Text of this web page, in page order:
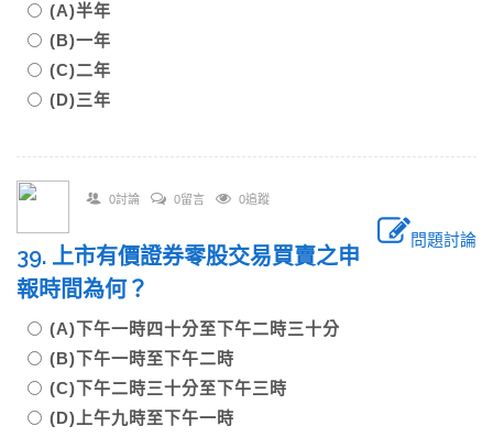
(A)半年
(B)一年
(C)二年
(D)三年
0討論 0留言 0追蹤
問題討論
39. 上市有價證券零股交易買賣之申
報時間為何？
(A)下午一時四十分至下午二時三十分
(B)下午一時至下午二時
(C)下午二時三十分至下午三時
(D)上午九時至下午一時